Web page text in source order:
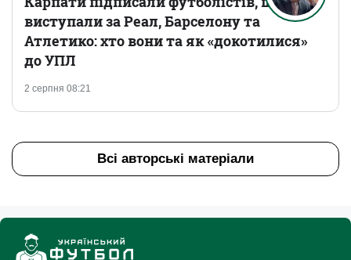
2 серпня 08:21
виступали за Реал, Барселону та
Атлетико: хто вони та як «докотилися»
до УПЛ
Всі авторські матеріали